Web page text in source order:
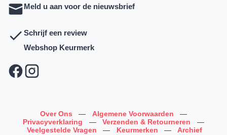
Meld u aan voor de nieuwsbrief
Schrijf een review
Webshop Keurmerk
Over Ons — Algemene Voorwaarden
—
Privacyverklaring
— Verzenden & Retourneren
—
Veelgestelde Vragen
— Keurmerken —
Archief